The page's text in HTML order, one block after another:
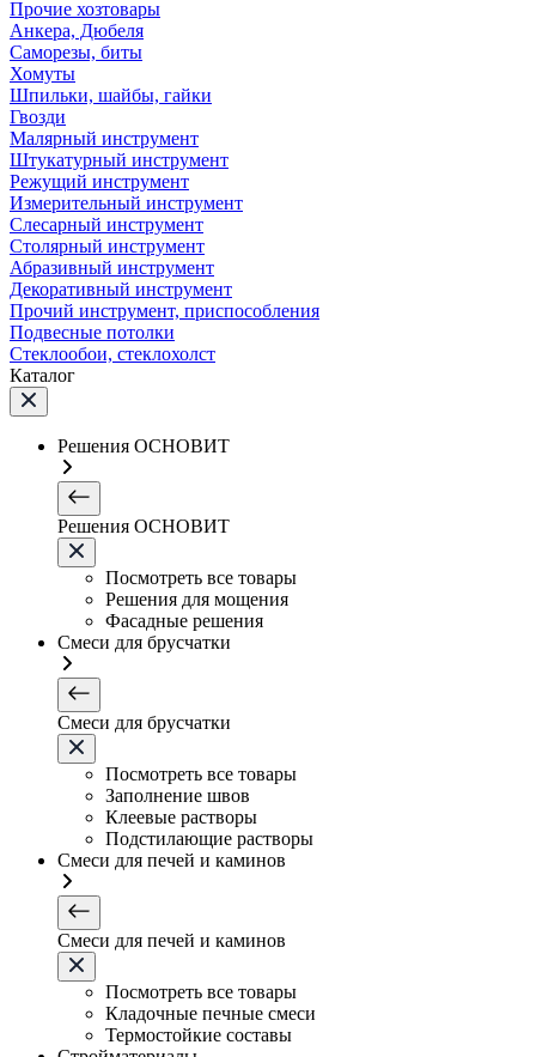
Прочие хозтовары
Анкера, Дюбеля
Саморезы, биты
Хомуты
Шпильки, шайбы, гайки
Гвозди
Малярный инструмент
Штукатурный инструмент
Режущий инструмент
Измерительный инструмент
Слесарный инструмент
Столярный инструмент
Абразивный инструмент
Декоративный инструмент
Прочий инструмент, приспособления
Подвесные потолки
Стеклообои, стеклохолст
Каталог
Решения ОСНОВИТ
Решения ОСНОВИТ
Посмотреть все товары
Решения для мощения
Фасадные решения
Смеси для брусчатки
Смеси для брусчатки
Посмотреть все товары
Заполнение швов
Клеевые растворы
Подстилающие растворы
Смеси для печей и каминов
Смеси для печей и каминов
Посмотреть все товары
Кладочные печные смеси
Термостойкие составы